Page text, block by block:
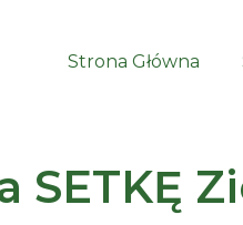
Strona Główna
SETKĘ